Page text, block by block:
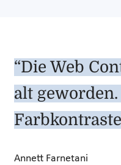
“Die Web
alt
Annett Farnetani